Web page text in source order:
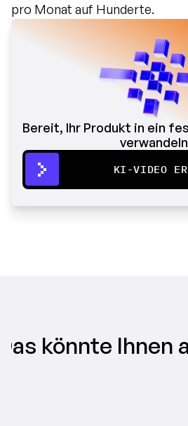
pro Monat auf Hunderte.
Bereit, Ihr Produkt in ein
KI-VIDEO
könnte Ihnen